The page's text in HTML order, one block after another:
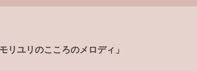
リユリのこころのメロディ」